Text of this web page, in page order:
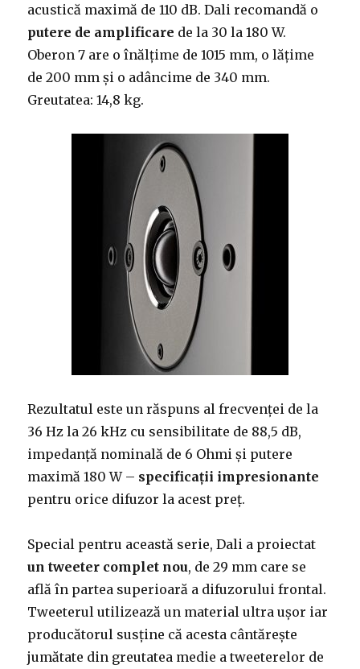
acustică maximă de 110 dB. Dali recomandă o
putere de amplificare de la 30 la 180 W.
Oberon 7 are o înălțime de 1015 mm, o lățime
de 200 mm și o adâncime de 340 mm.
Greutatea: 14,8 kg.
Rezultatul este un răspuns al frecvenței de la
36 Hz la 26 kHz cu sensibilitate de 88,5 dB,
impedanță nominală de 6 Ohmi și putere
maximă 180 W – specificații impresionante
pentru orice difuzor la acest preț.
Special pentru această serie, Dali a proiectat
un tweeter complet nou, de 29 mm care se
află în partea superioară a difuzorului frontal.
Tweeterul utilizează un material ultra ușor iar
producătorul susține că acesta cântărește
jumătate din greutatea medie a tweeterelor de